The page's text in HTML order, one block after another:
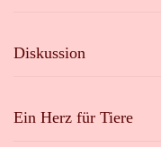
Diskussion
Ein Herz für Tiere